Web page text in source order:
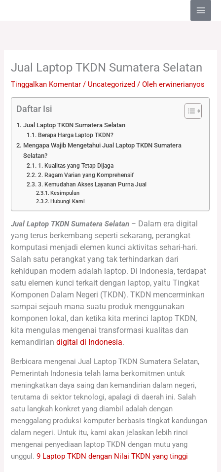
Jual Laptop TKDN Sumatera Selatan
Tinggalkan Komentar / Uncategorized / Oleherwinerianyos
Daftar Isi
Jual Laptop TKDN Sumatera Selatan
Berapa Harga Laptop TKDN?
Mengapa Wajib Mengetahui Jual Laptop TKDN Sumatera
Selatan?
1. Kualitas yang Tetap Dijaga
2. Ragam Varian yang Komprehensif
3. Kemudahan Akses Layanan Purna Jual
Kesimpulan
Hubungi Kami
Jual Laptop TKDN Sumatera Selatan – Dalam era digital
yang terus berkembang seperti sekarang, perangkat
komputasi menjadi elemen kunci aktivitas sehari-hari.
Salah satu perangkat yang tak terhindarkan dari
kehidupan modern adalah laptop. Di Indonesia, terdapat
satu elemen kunci terkait dengan laptop, yaitu Tingkat
Komponen Dalam Negeri (TKDN). TKDN mencerminkan
sampai sejauh mana suatu produk menggunakan
komponen lokal, dan ketika kita merinci laptop TKDN,
kita mengulas mengenai transformasi kualitas dan
kemandiriandigital di Indonesia.
Berbicara mengenai Jual Laptop TKDN Sumatera Selatan,
Pemerintah Indonesia telah lama berkomitmen untuk
meningkatkan daya saing dan kemandirian dalam negeri,
terutama di sektor teknologi, apalagi di daerah ini. Salah
satu langkah konkret yang diambil adalah dengan
menggalang produksi komputer berbasis tingkat kandungan
dalam negeri. Untuk itu, kami akan jelaskan lebih rinci
mengenai penyediaan laptop TKDN dengan mutu yang
unggul.9 Laptop TKDN dengan Nilai TKDN yang tinggi